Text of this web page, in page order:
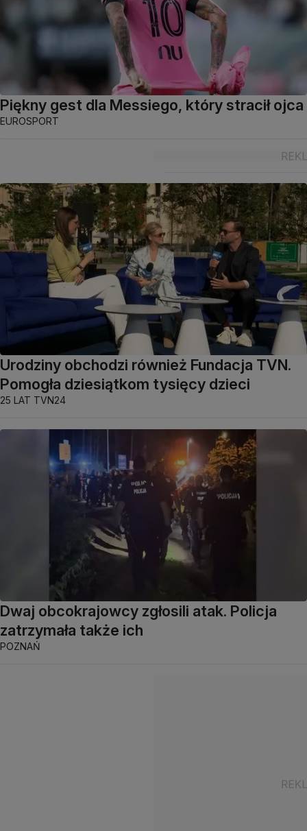
Piękny gest dla Messiego, który stracił ojca
EUROSPORT
Urodziny obchodzi również Fundacja TVN.
Pomogła dziesiątkom tysięcy dzieci
25 LAT TVN24
Dwaj obcokrajowcy zgłosili atak. Policja
zatrzymała także ich
POZNAŃ